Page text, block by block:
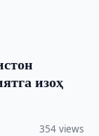
изоҳ
354 views